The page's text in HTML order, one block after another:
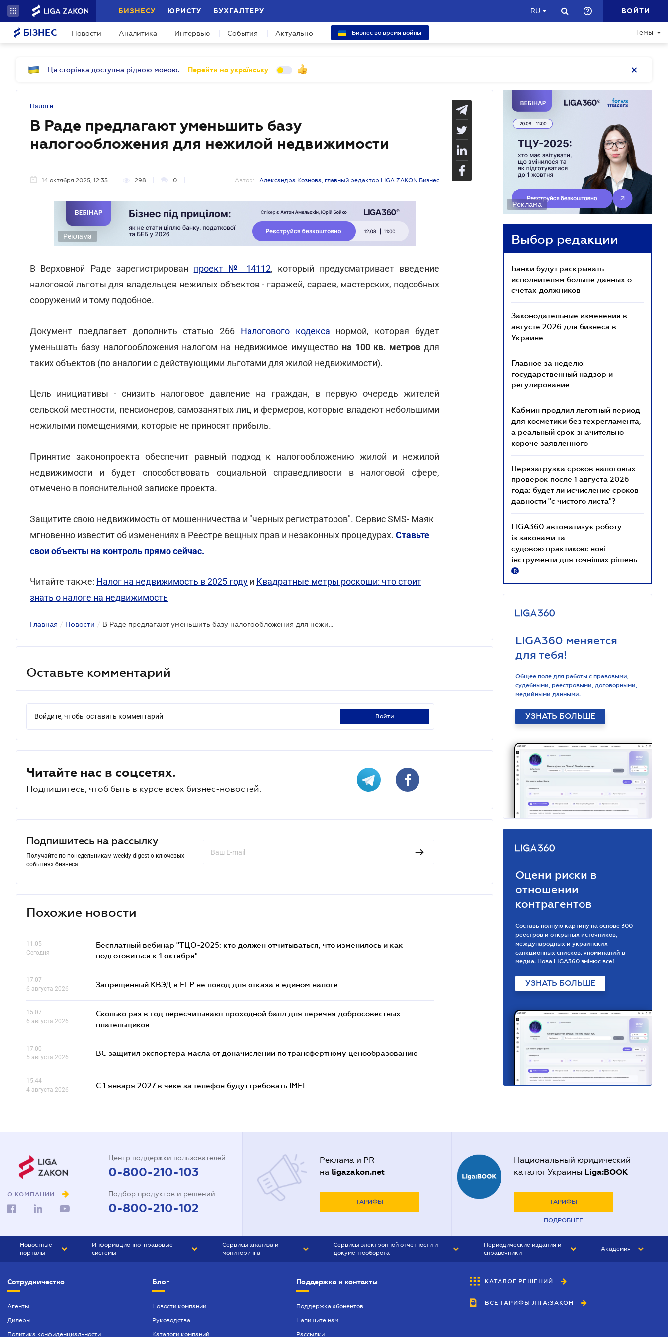
БИЗНЕСУ ЮРИСТУ БУХГАЛТЕРУ RU ВОЙТИ
БІЗНЕС Новости Аналитика Интервью События Актуально Бизнес во время войны Темы
Ця сторінка доступна рідною мовою. Перейти на українську
Налоги
В Раде предлагают уменьшить базу
налогообложения для нежилой недвижимости
14 октября 2025, 12:35 298 0 Автор: Александра Кознова, главный редактор LIGA ZAKON Бизнес
Реклама
В Верховной Раде зарегистрирован проект № 14112, который предусматривает введение
налоговой льготы для владельцев нежилых объектов - гаражей, сараев, мастерских, подсобных
сооружений и тому подобное.
Документ предлагает дополнить статью 266 Налогового кодекса нормой, которая будет
уменьшать базу налогообложения налогом на недвижимое имущество на 100 кв. метров для
таких объектов (по аналогии с действующими льготами для жилой недвижимости).
Цель инициативы - снизить налоговое давление на граждан, в первую очередь жителей
сельской местности, пенсионеров, самозанятых лиц и фермеров, которые владеют небольшими
нежилыми помещениями, которые не приносят прибыль.
Принятие законопроекта обеспечит равный подход к налогообложению жилой и нежилой
недвижимости и будет способствовать социальной справедливости в налоговой сфере,
отмечено в пояснительной записке проекта.
Защитите свою недвижимость от мошенничества и "черных регистраторов". Сервис SMS- Маяк
мгновенно известит об изменениях в Реестре вещных прав и незаконных процедурах. Ставьте
свои объекты на контроль прямо сейчас.
Читайте также: Налог на недвижимость в 2025 году и Квадратные метры роскоши: что стоит
знать о налоге на недвижимость
Главная / Новости / В Раде предлагают уменьшить базу налогообложения для нежилой недвижимости
Оставьте комментарий
Войдите, чтобы оставить комментарий войти
Читайте нас в соцсетях.
Подпишитесь, чтоб быть в курсе всех бизнес-новостей.
Подпишитесь на рассылку
Получайте по понедельникам weekly-digest о ключевых
событиях бизнеса
Похожие новости
11.05
Сегодня
Бесплатный вебинар "ТЦО-2025: кто должен отчитываться, что изменилось и как
подготовиться к 1 октября"
17.07
6 августа 2026
Запрещенный КВЭД в ЕГР не повод для отказа в едином налоге
15.07
6 августа 2026
Сколько раз в год пересчитывают проходной балл для перечня добросовестных
плательщиков
17.00
5 августа 2026
ВС защитил экспортера масла от доначислений по трансфертному ценообразованию
15.44
4 августа 2026
С 1 января 2027 в чеке за телефон будут требовать IMEI
Реклама
Выбор редакции
Банки будут раскрывать
исполнителям больше данных о
счетах должников
Законодательные изменения в
августе 2026 для бизнеса в
Украине
Главное за неделю:
государственный надзор и
регулирование
Кабмин продлил льготный период
для косметики без техрегламента,
а реальный срок значительно
короче заявленного
Перезагрузка сроков налоговых
проверок после 1 августа 2026
года: будет ли исчисление сроков
давности "с чистого листа"?
LIGA360 автоматизує роботу
із законами та
судовою практикою: нові
інструменти для точніших рішень
R
LIGA360 меняется
для тебя!
Общее поле для работы с правовыми,
судебными, реестровыми, договорными,
медийными данными.
УЗНАТЬ БОЛЬШЕ
Оцени риски в
отношении
контрагентов
Составь полную картину на основе 300
реестров и открытых источников,
международных и украинских
санкционных списков, упоминаний в
медиа. Нова LIGA360 змінює все!
УЗНАТЬ БОЛЬШЕ
О КОМПАНИИ
Центр поддержки пользователей
0-800-210-103
Подбор продуктов и решений
0-800-210-102
Реклама и PR
на ligazakon.net
ТАРИФЫ
Национальный юридический
каталог Украины Liga:BOOK
ТАРИФЫ
ПОДРОБНЕЕ
Новостные
порталы
БИЗНЕС
Информационно-правовые
системы
БУХГАЛТЕР ПРОФ
Сервисы анализа и
мониторинга
Сервисы электронной отчетности и
документооборота
Периодические издания и
справочники
БУХГАЛТЕР&ЗАКОН
ВЕСТНИК МСФО
Академия
Сотрудничество
Агенты
Дилеры
Политика конфиденциальности
Блог
Новости компании
Руководства
Каталоги компаний
Поддержка и контакты
Поддержка абонентов
Напишите нам
Рассылки
КАТАЛОГ РЕШЕНИЙ
ВСЕ ТАРИФЫ ЛІГА:ЗАКОН